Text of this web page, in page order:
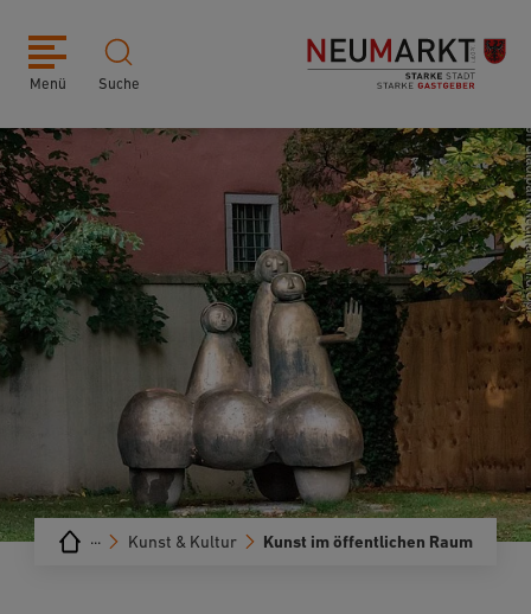
Menü Suche
Kunst im öffentlichen Raum
Kunst & Kultur
···